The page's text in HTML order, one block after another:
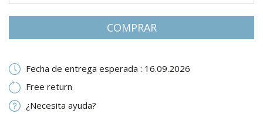
СOMPRAR
Fecha de entrega esperada : 16.09.2026
Free return
¿Necesita ayuda?